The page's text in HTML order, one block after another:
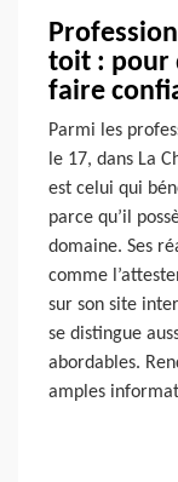
toit : pour
faire
Parmi les
le 17, dans La
est celui qui
parce qu’il
domaine. Ses
comme
sur son site
se distingue
abordables.
amples